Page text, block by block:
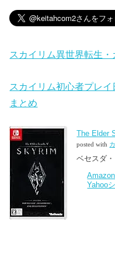
スカイリム異世界転生・
スカイリム初心者プレ
まとめ
The Elder
posted with
ベセスダ
Yahoo